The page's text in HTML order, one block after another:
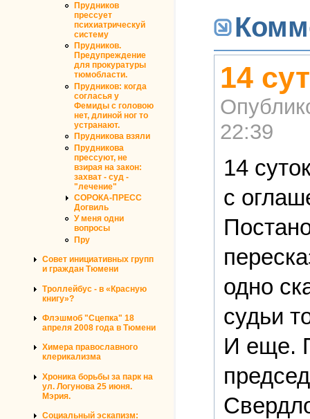
Прудников
прессует
психиатрическуй
систему
Прудников.
Предупреждение
для прокуратуры
тюмобласти.
Прудников: когда
согласья у
Фемиды с головою
нет, длиной ног то
устранают.
Прудникова взяли
Прудникова
прессуют, не
взирая на закон:
захват - суд -
"лечение"
СОРОКА-ПРЕСС
Догвиль
У меня одни
вопросы
Пру
Совет инициативных групп
и граждан Тюмени
Троллейбус - в «Красную
книгу»?
Флэшмоб "Сцепка" 18
апреля 2008 года в Тюмени
Химера православного
клерикализма
Хроника борьбы за парк на
ул. Логунова 25 июня.
Мэрия.
Социальный эскапизм:
14
22:39
14
с
одно
судьи
И еще.